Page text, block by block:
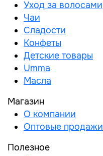
Уход за волосами
Чаи
Сладости
Конфеты
Детские товары
Umma
Масла
Магазин
О компании
Оптовые продажи
Полезное